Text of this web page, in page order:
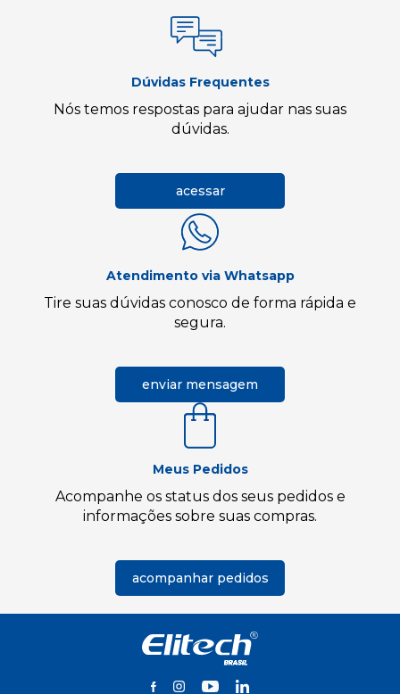
Dúvidas Frequentes
Nós temos respostas para ajudar nas suas
dúvidas.
acessar
Atendimento via Whatsapp
Tire suas dúvidas conosco de forma rápida e
segura.
enviar mensagem
Meus Pedidos
Acompanhe os status dos seus pedidos e
informações sobre suas compras.
acompanhar pedidos